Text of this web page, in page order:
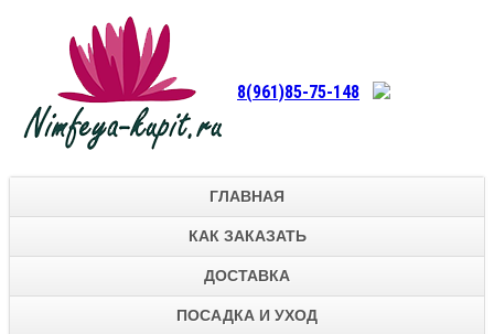
8(961)85-75-148
ГЛАВНАЯ
КАК ЗАКАЗАТЬ
ДОСТАВКА
ПОСАДКА И УХОД